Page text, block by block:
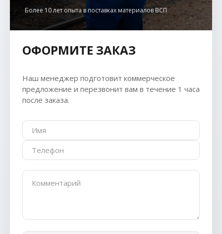
Более 10 лет опыта в поставках материалов ВСП
ОФОРМИТЕ ЗАКАЗ
Наш менеджер подготовит коммерческое
предложение и перезвонит вам в течение 1 часа
после заказа.